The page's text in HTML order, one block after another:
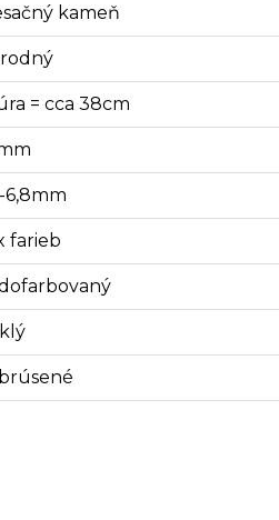
kameň
= cca 38cm
6,8mm
farieb